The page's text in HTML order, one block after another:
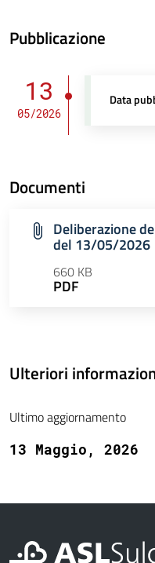
Pubblicazione
13
05/2026
Data
Documenti
Deliberazione
del 13/05/2026
660 KB
PDF
Ulteriori
Ultimo aggiornamento
13 Maggio, 2026